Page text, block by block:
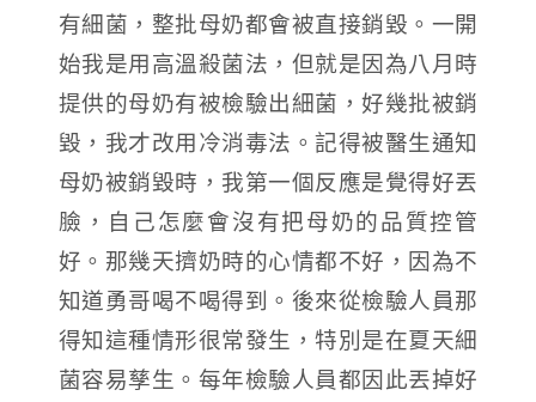
有細菌，整批母奶都會被直接銷毀。一開
始我是用高溫殺菌法，但就是因為八月時
提供的母奶有被檢驗出細菌，好幾批被銷
毀，我才改用冷消毒法。記得被醫生通知
母奶被銷毀時，我第一個反應是覺得好丟
臉，自己怎麼會沒有把母奶的品質控管
好。那幾天擠奶時的心情都不好，因為不
知道勇哥喝不喝得到。後來從檢驗人員那
得知這種情形很常發生，特別是在夏天細
菌容易孳生。每年檢驗人員都因此丟掉好